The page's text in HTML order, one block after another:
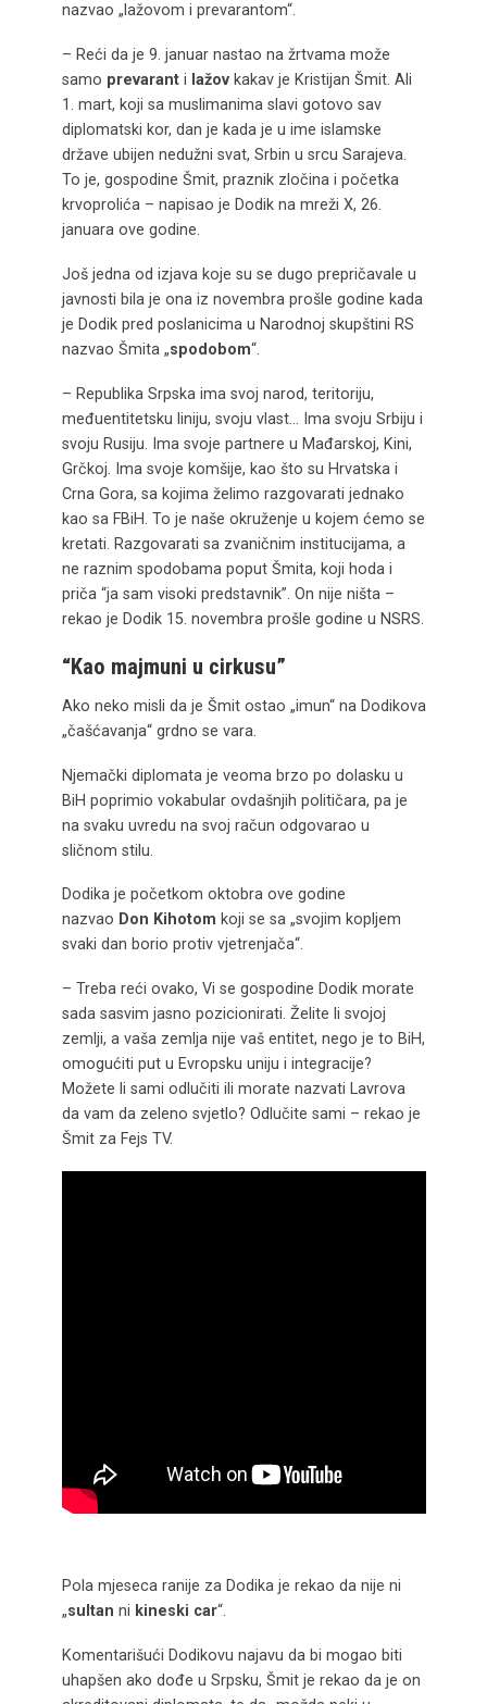
nazvao „lažovom i prevarantom“.
– Reći da je 9. januar nastao na žrtvama može
samo prevarant i lažovkakav je Kristijan Šmit. Ali
1. mart, koji sa muslimanima slavi gotovo sav
diplomatski kor, dan je kada je u ime islamske
države ubijen nedužni svat, Srbin u srcu Sarajeva.
To je, gospodine Šmit, praznik zločina i početka
krvoprolića – napisao je Dodik na mreži X, 26.
januara ove godine.
Još jedna od izjava koje su se dugo prepričavale u
javnosti bila je ona iz novembra prošle godine kada
je Dodik pred poslanicima u Narodnoj skupštini RS
nazvao Šmita „spodobom“.
– Republika Srpska ima svoj narod, teritoriju,
međuentitetsku liniju, svoju vlast… Ima svoju Srbiju i
svoju Rusiju. Ima svoje partnere u Mađarskoj, Kini,
Grčkoj. Ima svoje komšije, kao što su Hrvatska i
Crna Gora, sa kojima želimo razgovarati jednako
kao sa FBiH. To je naše okruženje u kojem ćemo se
kretati. Razgovarati sa zvaničnim institucijama, a
ne raznim spodobama poput Šmita, koji hoda i
priča “ja sam visoki predstavnik”. On nije ništa –
rekao je Dodik 15. novembra prošle godine u NSRS.
“Kao majmuni u cirkusu”
Ako neko misli da je Šmit ostao „imun“ na Dodikova
„čašćavanja“ grdno se vara.
Njemački diplomata je veoma brzo po dolasku u
BiH poprimio vokabular ovdašnjih političara, pa je
na svaku uvredu na svoj račun odgovarao u
sličnom stilu.
Dodika je početkom oktobra ove godine
nazvao Don Kihotom koji se sa „svojim kopljem
svaki dan borio protiv vjetrenjača“.
– Treba reći ovako, Vi se gospodine Dodik morate
sada sasvim jasno pozicionirati. Želite li svojoj
zemlji, a vaša zemlja nije vaš entitet, nego je to BiH,
omogućiti put u Evropsku uniju i integracije?
Možete li sami odlučiti ili morate nazvati Lavrova
da vam da zeleno svjetlo? Odlučite sami – rekao je
Šmit za Fejs TV.
Pola mjeseca ranije za Dodika je rekao da nije ni
„sultan ni kineski car“.
Komentarišući Dodikovu najavu da bi mogao biti
uhapšen ako dođe u Srpsku, Šmit je rekao da je on